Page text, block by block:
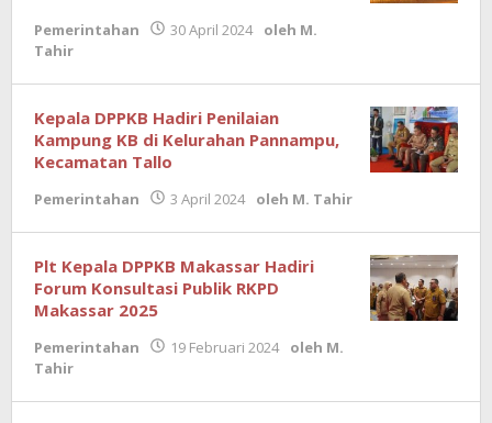
Pemerintahan 30 April 2024 oleh M.
Tahir
Kepala DPPKB Hadiri Penilaian
Kampung KB di Kelurahan Pannampu,
Kecamatan Tallo
Pemerintahan 3 April 2024 oleh M. Tahir
Plt Kepala DPPKB Makassar Hadiri
Forum Konsultasi Publik RKPD
Makassar 2025
Pemerintahan 19 Februari 2024 oleh M.
Tahir